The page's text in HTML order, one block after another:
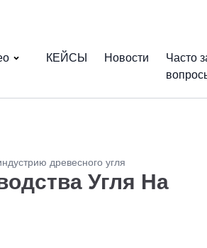
КЕЙСЫ Новости
Часто
древесного угля
Угля На